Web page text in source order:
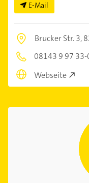
E-Mail
Brucker Str. 3,
08143 9 97 33-
Webseite